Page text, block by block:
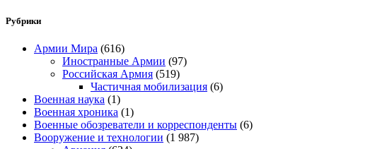
Рубрики
Армии Мира (616)
Иностранные Армии (97)
Российская Армия (519)
Частичная мобилизация (6)
Военная наука (1)
Военная хроника (1)
Военные обозреватели и корреспонденты (6)
Вооружение и технологии (1 987)